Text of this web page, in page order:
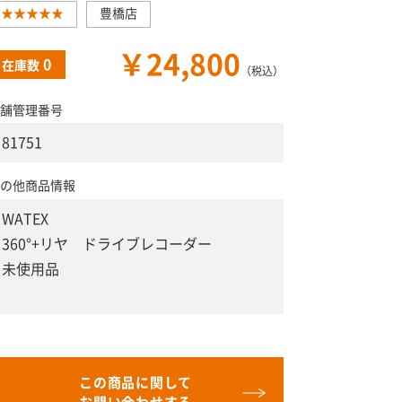
★★★★★ 豊橋店
在庫数 0 ￥24,800 （税込）
管理番号
81751
他商品情報
WATEX
360°+リヤ ドライブレコーダー
未使用品
この商品に関して